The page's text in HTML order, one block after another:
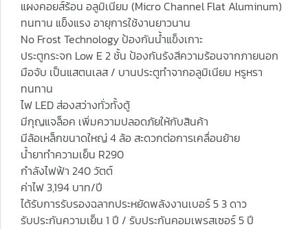
แผงคอยส์ร้อน อลูมิเนียม (Micro Channel Flat Aluminum)
ทนทาน แข็งแรง อายุการใช้งานยาวนาน
No Frost Technology ป้องกันน้ำแข็งเกาะ
ประตูกระจก Low E 2 ชั้น ป้องกันรังสีความร้อนจากภายนอก
มือจับ เป็นแสตนเลส / บานประตูทำจากอลูมิเนียม หรูหรา
ทนทาน
ไฟ LED ส่องสว่างทั่วทั้งตู้
มีกุญแจล็อค เพิ่มความปลอดภัยให้กับสินค้า
มีล้อเหล็กขนาดใหญ่ 4 ล้อ สะดวกต่อการเคลื่อนย้าย
น้ำยาทำความเย็น R290
กำลังไฟฟ้า 240 วัตต์
ค่าไฟ 3,194 บาท/ปี
ได้รับการรับรองฉลากประหยัดพลังงานเบอร์ 5 3 ดาว
รับประกันความเย็น 1 ปี / รับประกันคอมเพรสเซอร์ 5 ปี